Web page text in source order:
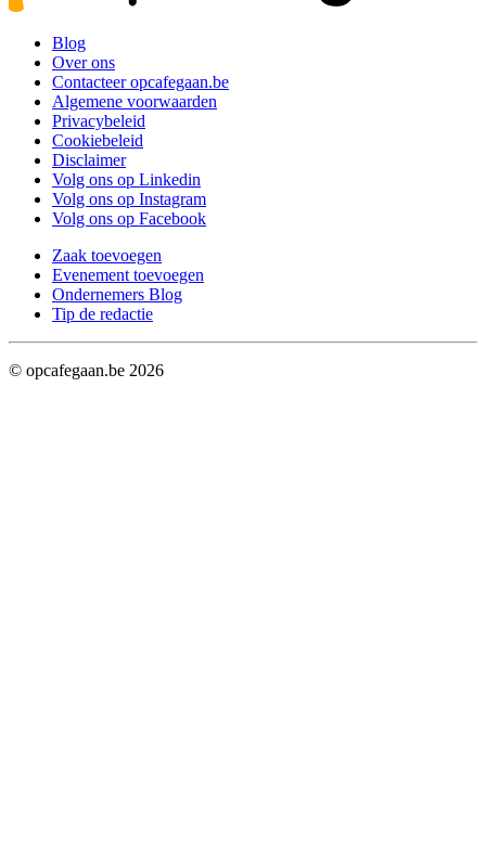
Blog
Over ons
Contacteer opcafegaan.be
Algemene voorwaarden
Privacybeleid
Cookiebeleid
Disclaimer
Volg ons op Linkedin
Volg ons op Instagram
Volg ons op Facebook
Zaak toevoegen
Evenement toevoegen
Ondernemers Blog
Tip de redactie
© opcafegaan.be 2026